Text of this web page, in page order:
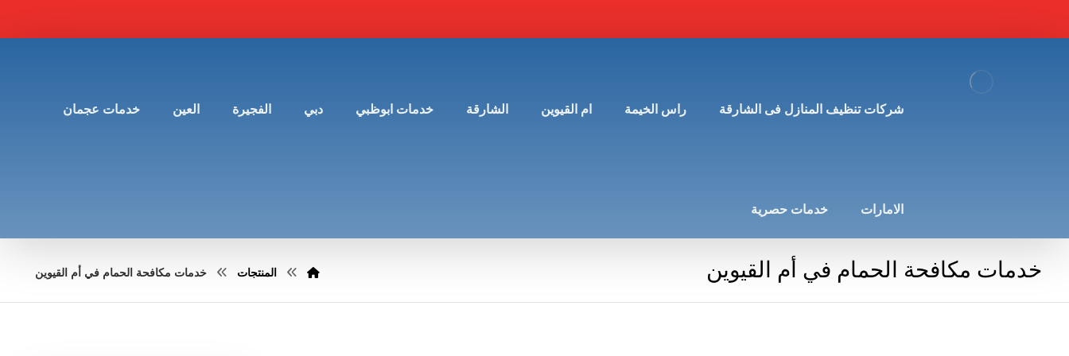
شركات تنظيف المنازل فى الشارقة راس الخيمة ام القيوين الشارقة خدمات ابوظبي دبي الفجيرة العين خدمات عجمان
الامارات خدمات حصرية
خدمات مكافحة الحمام في أم القيوين المنتجات خدمات مكافحة الحمام في أم القيوين